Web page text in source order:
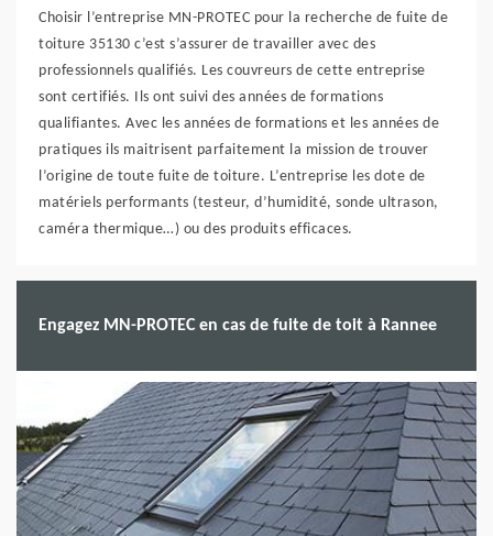
Choisir l’entreprise MN-PROTEC pour la recherche de fuite de
toiture 35130 c’est s’assurer de travailler avec des
professionnels qualifiés. Les couvreurs de cette entreprise
sont certifiés. Ils ont suivi des années de formations
qualifiantes. Avec les années de formations et les années de
pratiques ils maitrisent parfaitement la mission de trouver
l’origine de toute fuite de toiture. L’entreprise les dote de
matériels performants (testeur, d’humidité, sonde ultrason,
caméra thermique…) ou des produits efficaces.
Engagez MN-PROTEC en cas de fuite de toit à Rannee